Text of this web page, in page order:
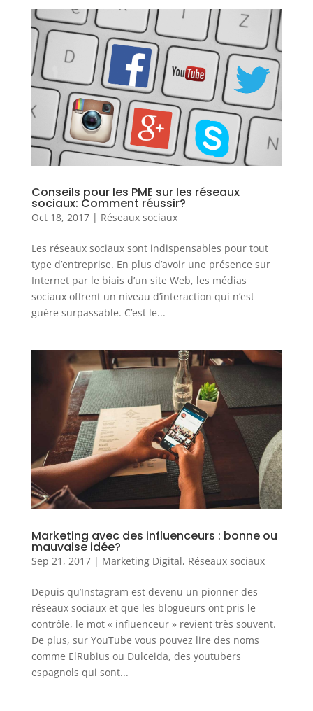
Conseils pour les PME sur les réseaux
sociaux: Comment réussir?
Oct 18, 2017| Réseaux sociaux
Les réseaux sociaux sont indispensables pour tout
type d’entreprise. En plus d’avoir une présence sur
Internet par le biais d’un site Web, les médias
sociaux offrent un niveau d’interaction qui n’est
guère surpassable. C’est le...
Marketing avec des influenceurs : bonne ou
mauvaise idée?
Sep 21, 2017| Marketing Digital, Réseaux sociaux
Depuis qu’Instagram est devenu un pionner des
réseaux sociaux et que les blogueurs ont pris le
contrôle, le mot « influenceur » revient très souvent.
De plus, sur YouTube vous pouvez lire des noms
comme ElRubius ou Dulceida, des youtubers
espagnols qui sont...